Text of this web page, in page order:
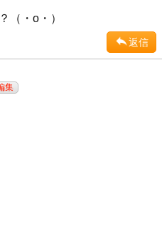
（・ο・）
返信